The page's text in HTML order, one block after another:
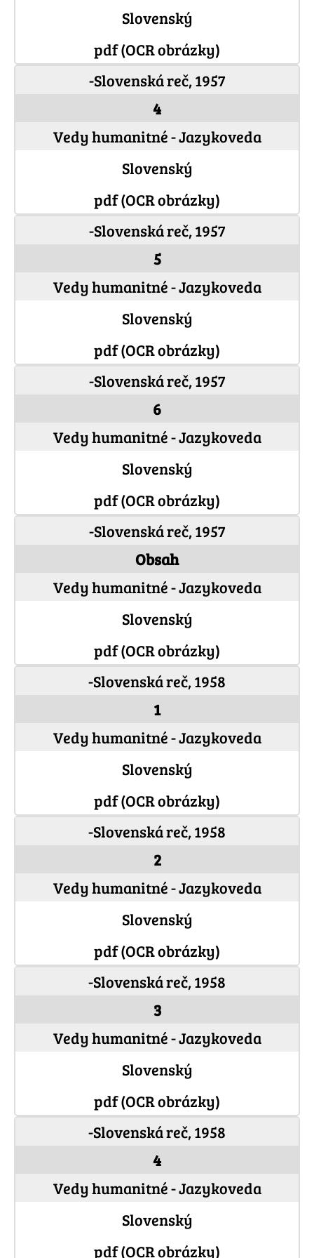
Slovenský
pdf (OCR obrázky)
-Slovenská reč, 1957
4
Vedy humanitné - Jazykoveda
Slovenský
pdf (OCR obrázky)
-Slovenská reč, 1957
5
Vedy humanitné - Jazykoveda
Slovenský
pdf (OCR obrázky)
-Slovenská reč, 1957
6
Vedy humanitné - Jazykoveda
Slovenský
pdf (OCR obrázky)
-Slovenská reč, 1957
Obsah
Vedy humanitné - Jazykoveda
Slovenský
pdf (OCR obrázky)
-Slovenská reč, 1958
1
Vedy humanitné - Jazykoveda
Slovenský
pdf (OCR obrázky)
-Slovenská reč, 1958
2
Vedy humanitné - Jazykoveda
Slovenský
pdf (OCR obrázky)
-Slovenská reč, 1958
3
Vedy humanitné - Jazykoveda
Slovenský
pdf (OCR obrázky)
-Slovenská reč, 1958
4
Vedy humanitné - Jazykoveda
Slovenský
pdf (OCR obrázky)